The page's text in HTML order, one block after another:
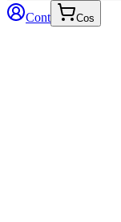
Cont Cos